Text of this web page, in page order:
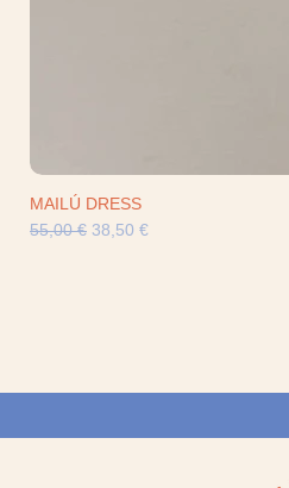
MAILÚ DRESS
Precio
55,00 € Precio de oferta
38,50 €